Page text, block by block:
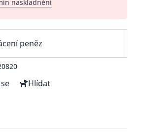
naskladnění
peněz
Hlídat